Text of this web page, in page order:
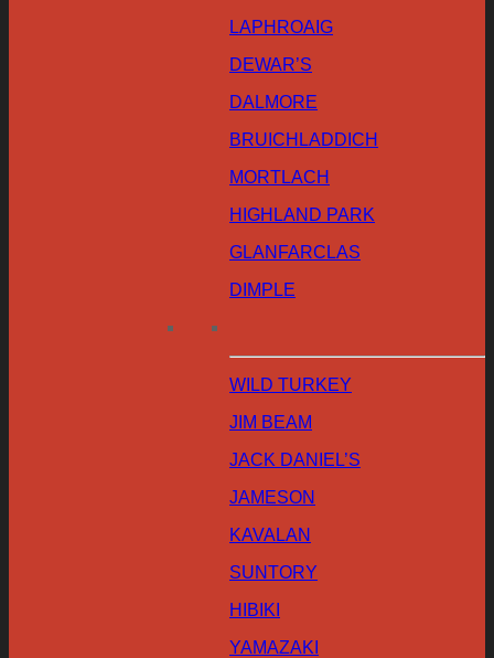
LAPHROAIG
DEWAR’S
DALMORE
BRUICHLADDICH
MORTLACH
HIGHLAND PARK
GLANFARCLAS
DIMPLE
WILD TURKEY
JIM BEAM
JACK DANIEL’S
JAMESON
KAVALAN
SUNTORY
HIBIKI
YAMAZAKI